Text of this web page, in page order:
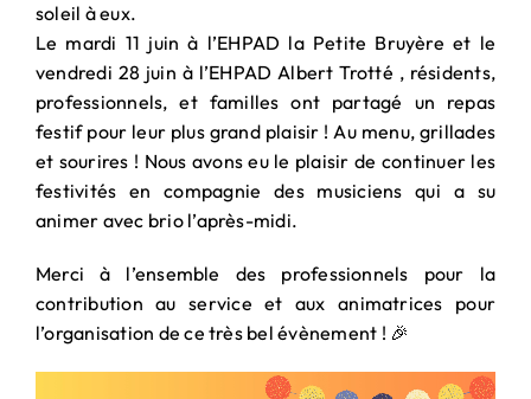
soleil à eux.
Le mardi 11 juin à l’EHPAD la Petite Bruyère et le
vendredi 28 juin à l’EHPAD Albert Trotté , résidents,
professionnels, et familles ont partagé un repas
festif pour leur plus grand plaisir ! Au menu, grillades
et sourires ! Nous avons eu le plaisir de continuer les
festivités en compagnie des musiciens qui a su
animer avec brio l’après-midi.
Merci à l’ensemble des professionnels pour la
contribution au service et aux animatrices pour
l’organisation de ce très bel évènement ! 🎉